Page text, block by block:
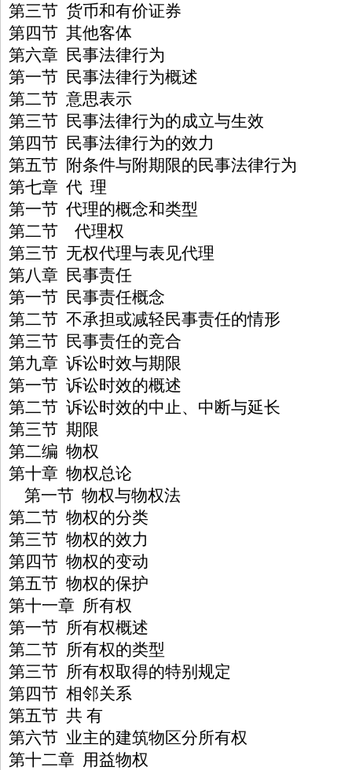
第三节 货币和有价证券
第四节 其他客体
第六章 民事法律行为
第一节 民事法律行为概述
第二节 意思表示
第三节 民事法律行为的成立与生效
第四节 民事法律行为的效力
第五节 附条件与附期限的民事法律行为
第七章 代 理
第一节 代理的概念和类型
第二节 代理权
第三节 无权代理与表见代理
第八章 民事责任
第一节 民事责任概念
第二节 不承担或减轻民事责任的情形
第三节 民事责任的竞合
第九章 诉讼时效与期限
第一节 诉讼时效的概述
第二节 诉讼时效的中止、中断与延长
第三节 期限
第二编 物权
第十章 物权总论
第一节 物权与物权法
第二节 物权的分类
第三节 物权的效力
第四节 物权的变动
第五节 物权的保护
第十一章 所有权
第一节 所有权概述
第二节 所有权的类型
第三节 所有权取得的特别规定
第四节 相邻关系
第五节 共 有
第六节 业主的建筑物区分所有权
第十二章 用益物权